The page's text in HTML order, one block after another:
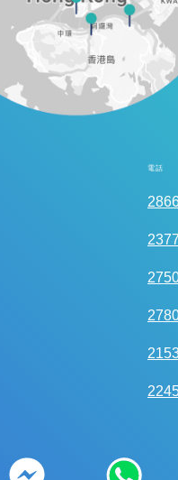
全面眼科視
電話